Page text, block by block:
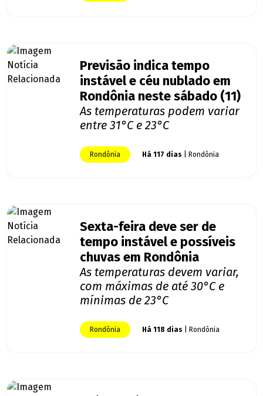
Previsão indica tempo
instável e céu nublado em
Rondônia neste sábado (11)
As temperaturas podem variar
entre 31°C e 23°C
Rondônia Há 117 dias | Rondônia
Sexta-feira deve ser de
tempo instável e possíveis
chuvas em Rondônia
As temperaturas devem variar,
com máximas de até 30°C e
mínimas de 23°C
Rondônia Há 118 dias | Rondônia